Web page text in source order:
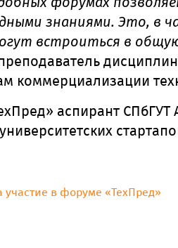
знаниями. Это, в
встроиться в
коммерциализации
аспирант